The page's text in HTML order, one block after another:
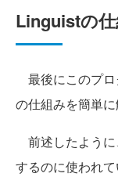
Linguistの
最後にこのプ
の仕組みを簡単に
前述したよう
するのに使われ